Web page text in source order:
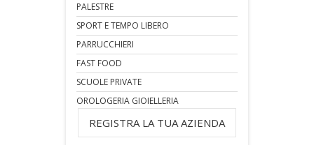
PALESTRE
SPORT E TEMPO LIBERO
PARRUCCHIERI
FAST FOOD
SCUOLE PRIVATE
OROLOGERIA GIOIELLERIA
REGISTRA LA TUA AZIENDA